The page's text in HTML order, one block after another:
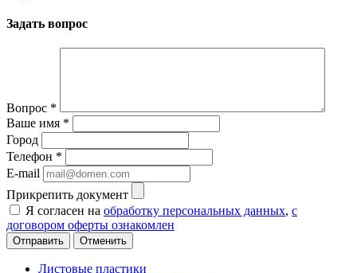
Задать вопрос
Вопрос *
Ваше имя *
Город
Телефон *
E-mail
Прикрепить документ
Я согласен на обработку персональных данных, с
договором оферты ознакомлен
Отменить
Листовые пластики